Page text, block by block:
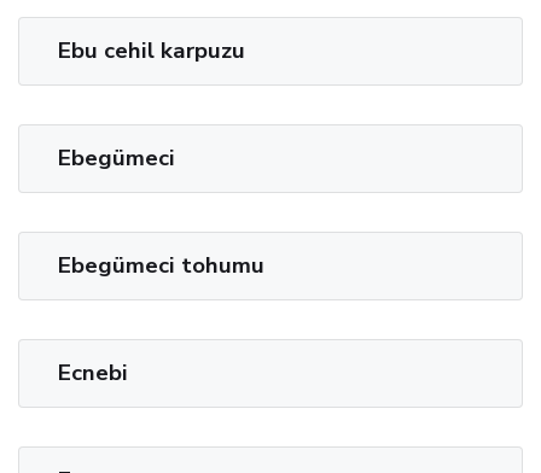
Ebu cehil karpuzu
Ebegümeci
Ebegümeci tohumu
Ecnebi